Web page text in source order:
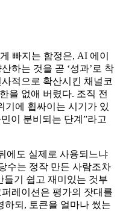
빠지는 함정은, AI 에이
하는 것을 곧 ‘성과’로 착
적으로 확산시킨 채널코
을 없애 버렸다. 조직 전
기에 휩싸이는 시기가 있
이 분비되는 단계”라고
에도 실제로 사용되느냐
수는 정작 만든 사람조차
들기 쉽고 재미있는 것부
레이션은 평가의 잣대를
하되, 토큰을 얼마나 썼는